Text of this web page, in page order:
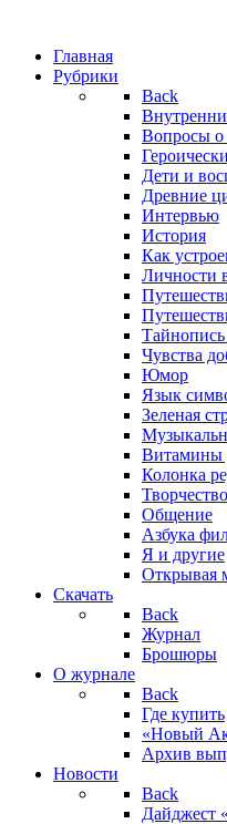
Главная
Рубрики
Back
Вопросы о
Дети и
Древние
Интервью
История
Как
Личности
Тайнопись
Чувства
Юмор
Язык
Зеленая
Витамины
Колонка
Творчество
Общение
Азбука
Я и другие
Открывая
Скачать
Back
Журнал
Брошюры
О журнале
Back
Где купить
«Новый
Архив
Новости
Back
Дайджест